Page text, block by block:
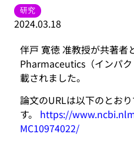
研究
2024.03.18
伴戸 寛徳 准教授が共著者
Pharmaceutics（インパ
載されました。
論文のURLは以下のとお
す。 https://
MC10974022/